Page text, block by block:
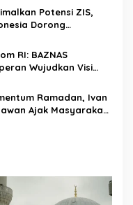
Ekstrem
Potensi ZIS,
Dorong
WaqfTech 2026
RI: BAZNAS
Wujudkan Visi
Ramadan, Ivan
Ajak Masyarakat